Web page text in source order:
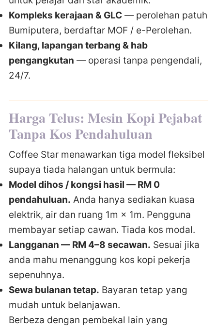
Kompleks kerajaan & GLC — perolehan patuh
Bumiputera, berdaftar MOF / e-Perolehan.
Kilang, lapangan terbang & hab
pengangkutan — operasi tanpa pengendali,
24/7.
Harga Telus: Mesin Kopi Pejabat
Tanpa Kos Pendahuluan
Coffee Star menawarkan tiga model fleksibel
supaya tiada halangan untuk bermula:
Model dihos / kongsi hasil — RM 0
pendahuluan. Anda hanya sediakan kuasa
elektrik, air dan ruang 1m × 1m. Pengguna
membayar setiap cawan. Tiada kos modal.
Langganan — RM 4–8 secawan. Sesuai jika
anda mahu menanggung kos kopi pekerja
sepenuhnya.
Sewa bulanan tetap. Bayaran tetap yang
mudah untuk belanjawan.
Berbeza dengan pembekal lain yang